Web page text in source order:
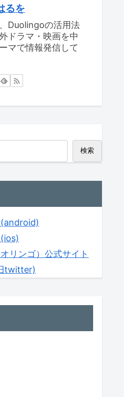
るを
Duolingoの活用法
ドラマ・映画を中
マで情報発信して
検索
リンゴ）公式サイト
twitter)